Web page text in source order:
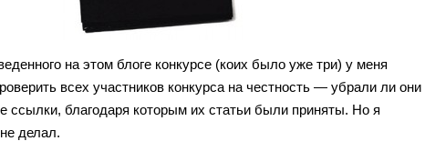
на этом блоге конкурсе (коих было уже три) у меня
всех участников конкурса на честность — убрали ли они
ссылки, благодаря которым их статьи были приняты. Но я
не делал.